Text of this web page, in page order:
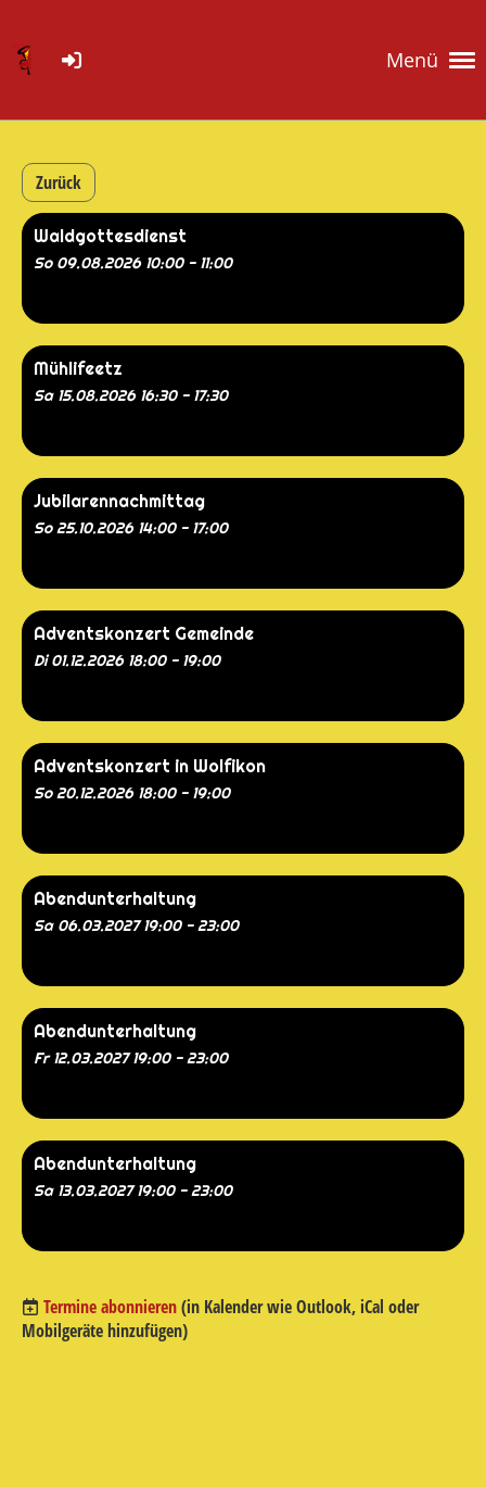
Menü
Zurück
Waldgottesdienst
So 09.08.2026 10:00 - 11:00
Mühlifeetz
Sa 15.08.2026 16:30 - 17:30
Jubilarennachmittag
So 25.10.2026 14:00 - 17:00
Adventskonzert Gemeinde
Di 01.12.2026 18:00 - 19:00
Adventskonzert in Wolfikon
So 20.12.2026 18:00 - 19:00
Abendunterhaltung
Sa 06.03.2027 19:00 - 23:00
Abendunterhaltung
Fr 12.03.2027 19:00 - 23:00
Abendunterhaltung
Sa 13.03.2027 19:00 - 23:00
Termine abonnieren(in Kalender wie Outlook, iCal oder
Mobilgeräte hinzufügen)